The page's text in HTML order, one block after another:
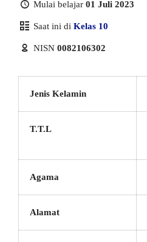
Mulai belajar 01 Juli 2023
Saat ini di Kelas 10
NISN 0082106302
Jenis Kelamin
T.T.L
Agama
Alamat